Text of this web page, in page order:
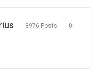
8976 Posts 0